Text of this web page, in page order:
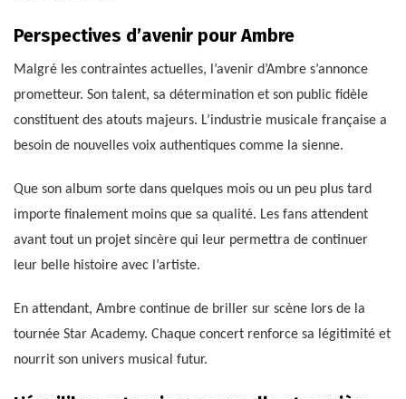
Perspectives d’avenir pour Ambre
Malgré les contraintes actuelles, l’avenir d’Ambre s’annonce
prometteur. Son talent, sa détermination et son public fidèle
constituent des atouts majeurs. L’industrie musicale française a
besoin de nouvelles voix authentiques comme la sienne.
Que son album sorte dans quelques mois ou un peu plus tard
importe finalement moins que sa qualité. Les fans attendent
avant tout un projet sincère qui leur permettra de continuer
leur belle histoire avec l’artiste.
En attendant, Ambre continue de briller sur scène lors de la
tournée Star Academy. Chaque concert renforce sa légitimité et
nourrit son univers musical futur.